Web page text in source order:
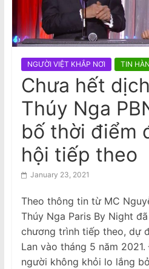
a
m
s
e
N
w
p
p
e
r
nữ gốc Việt,
National
giúp giảm
NGƯỜI VIỆT KHẮP NƠI TIN
Chưa hết
Thúy Nga
bố thời điểm
hội tiếp theo
January 23, 2021
Theo thông tin từ MC
Thúy Nga Paris By Night
chương trình tiếp theo, dự
Lan vào tháng 5 năm
người không khỏi lo lắng